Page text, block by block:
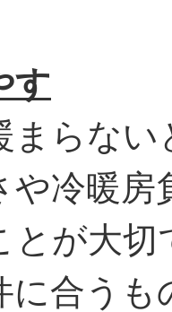
す
まらな
や冷暖
とが大切
に合う